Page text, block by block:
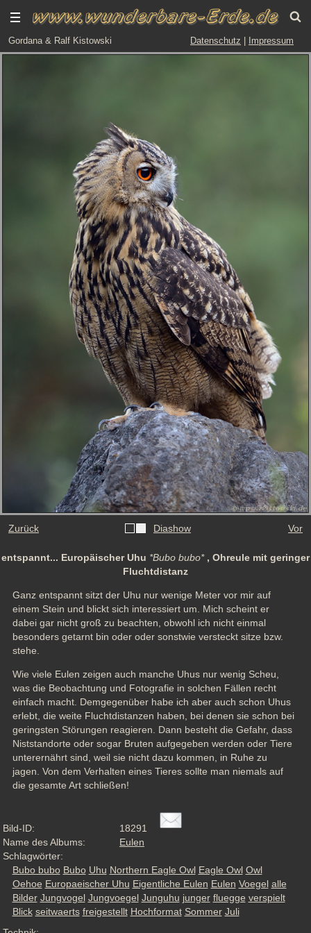
Gordana & Ralf Kistowski Datenschutz Impressum
Zurück Diashow Vor
entspannt... Europäischer Uhu *Bubo bubo*, Ohreule mit geringer
Fluchtdistanz
Ganz entspannt sitzt der Uhu nur wenige Meter vor mir auf
einem Stein und blickt sich interessiert um. Mich scheint er
dabei gar nicht groß zu beachten, obwohl ich nicht einmal
besonders getarnt bin oder oder sonstwie versteckt sitze bzw.
stehe.
Wie viele Eulen zeigen auch manche Uhus nur wenig Scheu,
was die Beobachtung und Fotografie in solchen Fällen recht
einfach macht. Demgegenüber habe ich aber auch schon Uhus
erlebt, die weite Fluchtdistanzen haben, bei denen sie schon bei
geringsten Störungen reagieren. Dann besteht die Gefahr, dass
Niststandorte oder sogar Bruten aufgegeben werden oder Tiere
unterernährt sind, weil sie nicht dazu kommen, in Ruhe zu
jagen. Von dem Verhalten eines Tieres sollte man niemals auf
die gesamte Art schließen!
Bild-ID:
18291
Name des Albums:
Eulen
Schlagwörter:
Bubo bubo Bubo Uhu Northern Eagle Owl Eagle Owl Owl
Oehoe Europaeischer Uhu Eigentliche Eulen Eulen Voegel alle
Bilder Jungvogel Jungvoegel Junguhu junger fluegge verspielt
Blick seitwaerts freigestellt Hochformat Sommer Juli